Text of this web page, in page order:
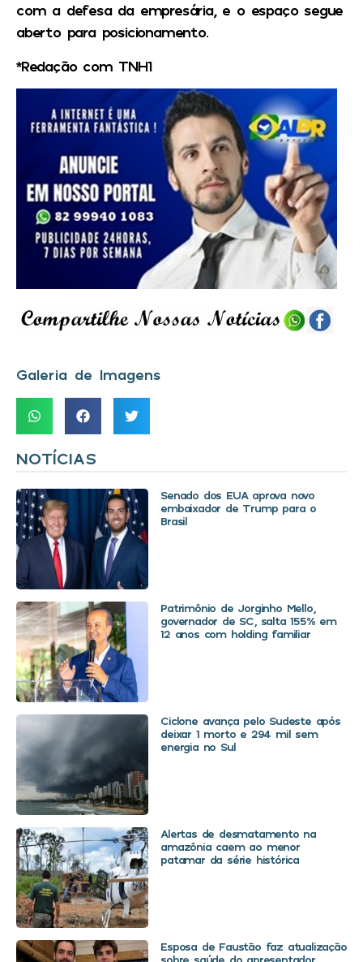
com a defesa da empresária, e o espaço segue
aberto para posicionamento.
*Redação com TNH1
Galeria de Imagens
NOTÍCIAS
Senado dos EUA aprova novo
embaixador de Trump para o
Brasil
Patrimônio de Jorginho Mello,
governador de SC, salta 155% em
12 anos com holding familiar
Ciclone avança pelo Sudeste após
deixar 1 morto e 294 mil sem
energia no Sul
Alertas de desmatamento na
amazônia caem ao menor
patamar da série histórica
Esposa de Faustão faz atualização